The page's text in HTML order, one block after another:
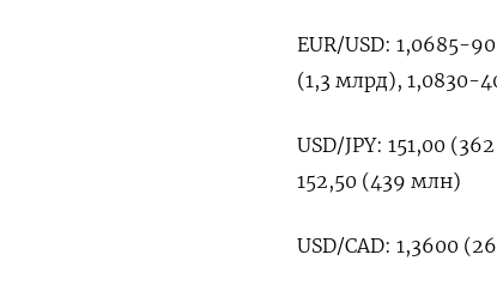
EUR/USD: 1,0685-
(1,3 млрд), 1,0830-
USD/JPY: 151,00
152,50 (439 млн)
USD/CAD: 1,3600